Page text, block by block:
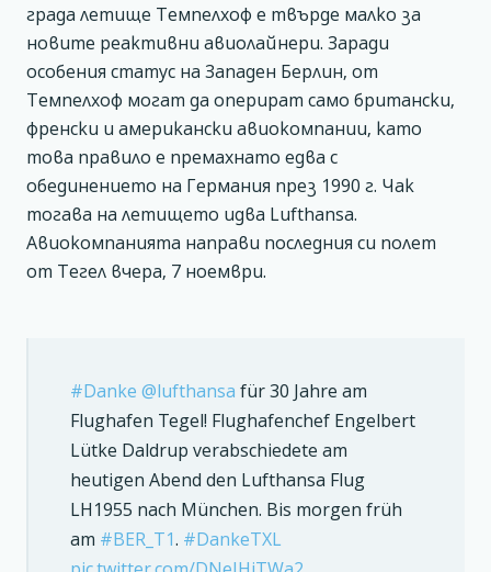
града летище Темпелхоф е твърде малко за
новите реактивни авиолайнери. Заради
особения статус на Западен Берлин, от
Темпелхоф могат да оперират само британски,
френски и американски авиокомпании, като
това правило е премахнато едва с
обединението на Германия през 1990 г. Чак
тогава на летището идва Lufthansa.
Авиокомпанията направи последния си полет
от Тегел вчера, 7 ноември.
#Danke @lufthansa für 30 Jahre am
Flughafen Tegel! Flughafenchef Engelbert
Lütke Daldrup verabschiedete am
heutigen Abend den Lufthansa Flug
LH1955 nach München. Bis morgen früh
am #BER_T1. #DankeTXL